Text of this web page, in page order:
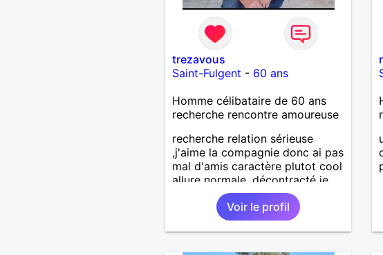
trezavous
Saint-Fulgent - 60 ans
Homme célibataire de 60 ans
recherche rencontre amoureuse
recherche relation sérieuse
,j'aime la compagnie donc ai pas
mal d'amis caractère plutot cool
allure normale ,décontracté je
voudrais rencontrer une
personne aimant la nature
,bricolage ,quelqu'un de simple
et naturel à vos claviers
Voir le profil